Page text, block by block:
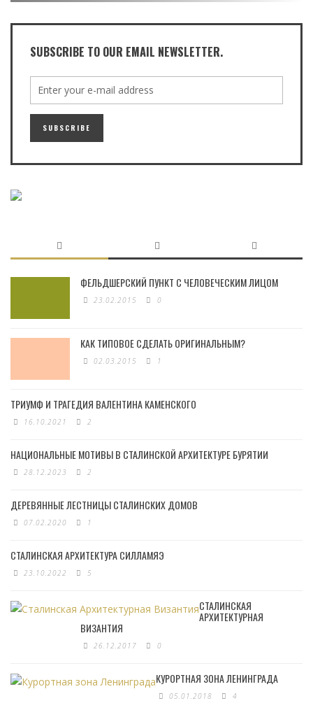
SUBSCRIBE TO OUR EMAIL NEWSLETTER.
ФЕЛЬДШЕРСКИЙ ПУНКТ С ЧЕЛОВЕЧЕСКИМ ЛИЦОМ
23.02.2015 0
КАК ТИПОВОЕ СДЕЛАТЬ ОРИГИНАЛЬНЫМ?
02.03.2015 1
ТРИУМФ И ТРАГЕДИЯ ВАЛЕНТИНА КАМЕНСКОГО
16.10.2021 2
НАЦИОНАЛЬНЫЕ МОТИВЫ В СТАЛИНСКОЙ АРХИТЕКТУРЕ БУРЯТИИ
28.12.2023 2
ДЕРЕВЯННЫЕ ЛЕСТНИЦЫ СТАЛИНСКИХ ДОМОВ
07.02.2020 1
СТАЛИНСКАЯ АРХИТЕКТУРА СИЛЛАМЯЭ
23.10.2022 5
СТАЛИНСКАЯ
АРХИТЕКТУРНАЯ
ВИЗАНТИЯ
26.12.2017 0
КУРОРТНАЯ ЗОНА ЛЕНИНГРАДА
05.01.2018 4